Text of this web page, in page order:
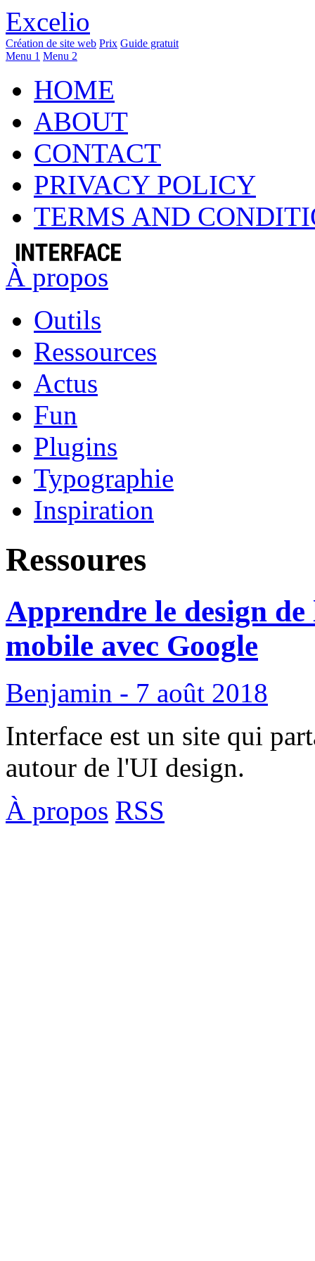
Excelio
Création de site web Prix Guide gratuit
Menu 1 Menu 2
HOME
ABOUT
CONTACT
PRIVACY POLICY
TERMS AND
À propos
Outils
Ressources
Actus
Fun
Plugins
Typographie
Inspiration
Ressoures
Apprendre le design
mobile avec Google
Benjamin - 7 août 2018
Interface est un site qui
autour de l'UI design.
À propos RSS